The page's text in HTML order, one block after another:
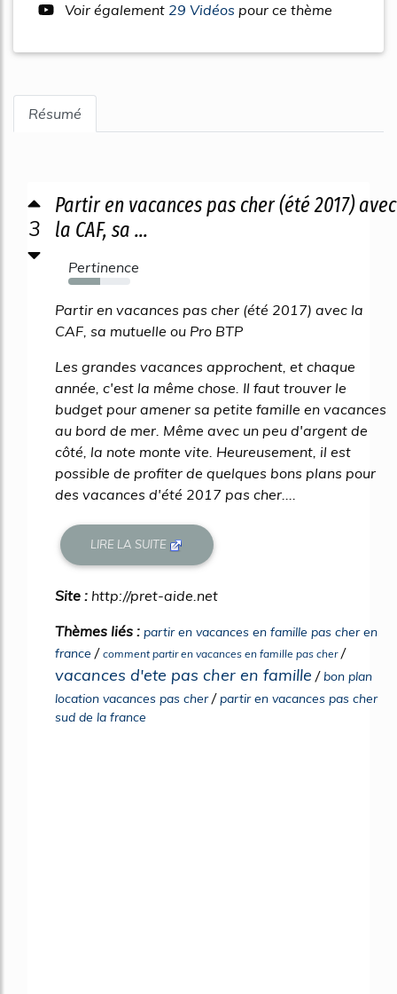
Voir également 29 Vidéos pour ce thème
Résumé
3
Partir en vacances pas cher (été 2017) avec
la CAF, sa ...
Pertinence
52%
Partir en vacances pas cher (été 2017) avec la
CAF, sa mutuelle ou Pro BTP
Les grandes vacances approchent, et chaque
année, c'est la même chose. Il faut trouver le
budget pour amener sa petite famille en vacances
au bord de mer. Même avec un peu d'argent de
côté, la note monte vite. Heureusement, il est
possible de profiter de quelques bons plans pour
des vacances d'été 2017 pas cher....
LIRE LA SUITE
Site : http://pret-aide.net
Thèmes liés : partir en vacances en famille pas cher en
france / comment partir en vacances en famille pas cher/
vacances d'ete pas cher en famille /bon plan
location vacances pas cher/partir en vacances pas cher
sud de la france